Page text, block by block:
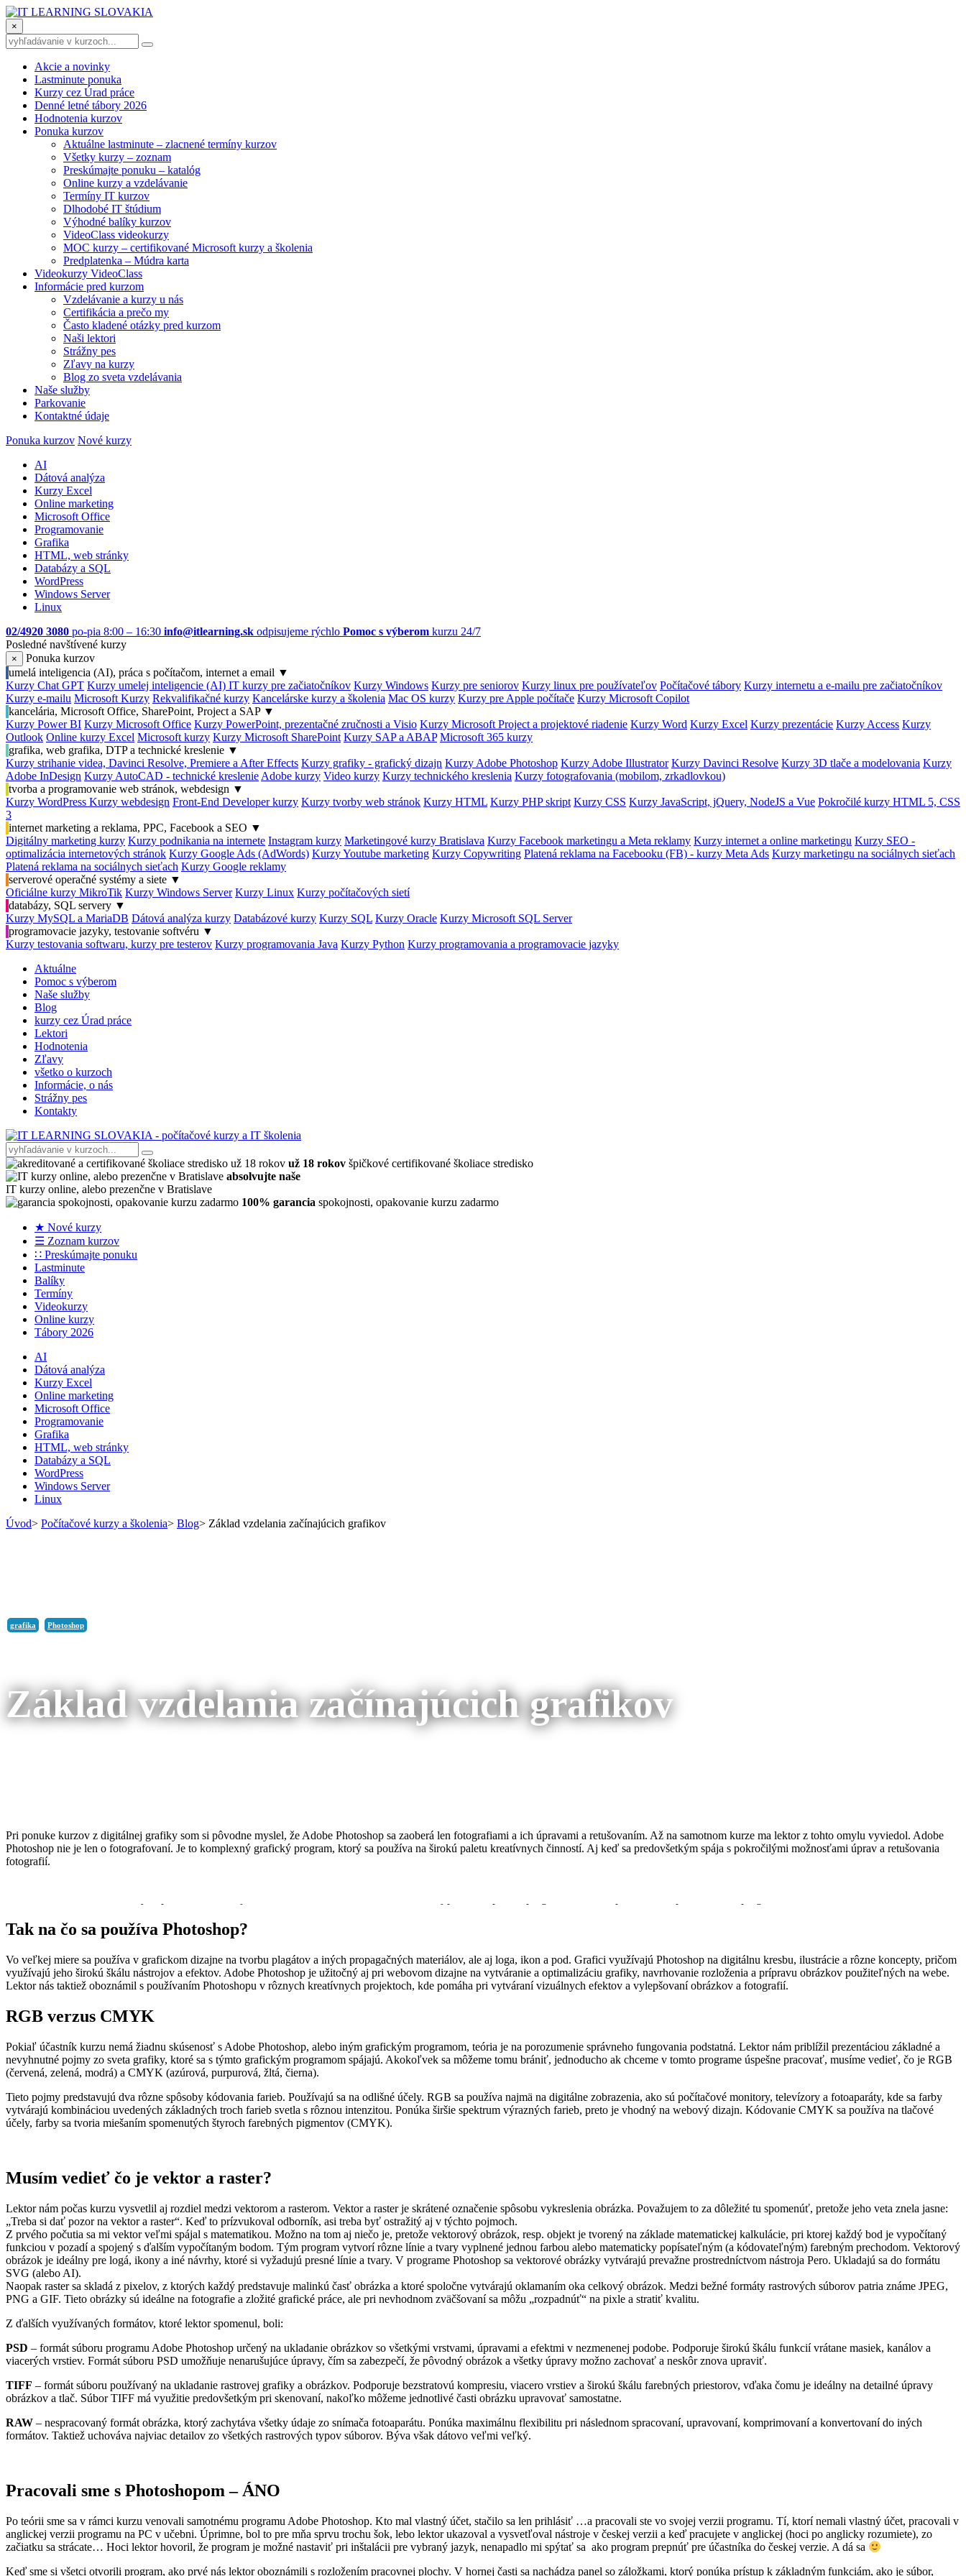
×
Akcie a novinky
Lastminute ponuka
Kurzy cez Úrad práce
Denné letné tábory 2026
Hodnotenia kurzov
Ponuka kurzov
Aktuálne lastminute – zlacnené termíny kurzov
Všetky kurzy – zoznam
Preskúmajte ponuku – katalóg
Online kurzy a vzdelávanie
Termíny IT kurzov
Dlhodobé IT štúdium
Výhodné balíky kurzov
VideoClass videokurzy
MOC kurzy – certifikované Microsoft kurzy a školenia
Predplatenka – Múdra karta
Videokurzy VideoClass
Informácie pred kurzom
Vzdelávanie a kurzy u nás
Certifikácia a prečo my
Často kladené otázky pred kurzom
Naši lektori
Strážny pes
Zľavy na kurzy
Blog zo sveta vzdelávania
Naše služby
Parkovanie
Kontaktné údaje
Ponuka kurzov Nové kurzy
AI
Dátová analýza
Kurzy Excel
Online marketing
Microsoft Office
Programovanie
Grafika
HTML, web stránky
Databázy a SQL
WordPress
Windows Server
Linux
02/4920 3080 po-pia 8:00 – 16:30 info@itlearning.sk odpisujeme rýchlo Pomoc s výberom kurzu 24/7
Posledné navštívené kurzy
×
Ponuka kurzov
umelá inteligencia (AI), práca s počítačom, internet a email ▼
Kurzy Chat GPT Kurzy umelej inteligencie (AI) IT kurzy pre začiatočníkov Kurzy Windows Kurzy pre seniorov Kurzy linux pre používateľov Počítačové tábory Kurzy internetu a e-mailu pre začiatočníkov
Kurzy e-mailu Microsoft Kurzy Rekvalifikačné kurzy Kancelárske kurzy a školenia Mac OS kurzy Kurzy pre Apple počítače Kurzy Microsoft Copilot
kancelária, Microsoft Office, SharePoint, Project a SAP ▼
Kurzy Power BI Kurzy Microsoft Office Kurzy PowerPoint, prezentačné zručnosti a Visio Kurzy Microsoft Project a projektové riadenie Kurzy Word Kurzy Excel Kurzy prezentácie Kurzy Access Kurzy
Outlook Online kurzy Excel Microsoft kurzy Kurzy Microsoft SharePoint Kurzy SAP a ABAP Microsoft 365 kurzy
grafika, web grafika, DTP a technické kreslenie ▼
Kurzy strihanie videa, Davinci Resolve, Premiere a After Effects Kurzy grafiky - grafický dizajn Kurzy Adobe Photoshop Kurzy Adobe Illustrator Kurzy Davinci Resolve Kurzy 3D tlače a modelovania Kurzy
Adobe InDesign Kurzy AutoCAD - technické kreslenie Adobe kurzy Video kurzy Kurzy technického kreslenia Kurzy fotografovania (mobilom, zrkadlovkou)
tvorba a programovanie web stránok, webdesign ▼
Kurzy WordPress Kurzy webdesign Front-End Developer kurzy Kurzy tvorby web stránok Kurzy HTML Kurzy PHP skript Kurzy CSS Kurzy JavaScript, jQuery, NodeJS a Vue Pokročilé kurzy HTML 5, CSS
3
internet marketing a reklama, PPC, Facebook a SEO ▼
Digitálny marketing kurzy Kurzy podnikania na internete Instagram kurzy Marketingové kurzy Bratislava Kurzy Facebook marketingu a Meta reklamy Kurzy internet a online marketingu Kurzy SEO -
optimalizácia internetových stránok Kurzy Google Ads (AdWords) Kurzy Youtube marketing Kurzy Copywriting Platená reklama na Facebooku (FB) - kurzy Meta Ads Kurzy marketingu na sociálnych sieťach
Platená reklama na sociálnych sieťach Kurzy Google reklamy
serverové operačné systémy a siete ▼
Oficiálne kurzy MikroTik Kurzy Windows Server Kurzy Linux Kurzy počítačových sietí
databázy, SQL servery ▼
Kurzy MySQL a MariaDB Dátová analýza kurzy Databázové kurzy Kurzy SQL Kurzy Oracle Kurzy Microsoft SQL Server
programovacie jazyky, testovanie softvéru ▼
Kurzy testovania softwaru, kurzy pre testerov Kurzy programovania Java Kurzy Python Kurzy programovania a programovacie jazyky
Aktuálne
Pomoc s výberom
Naše služby
Blog
kurzy cez Úrad práce
Lektori
Hodnotenia
Zľavy
všetko o kurzoch
Informácie, o nás
Strážny pes
Kontakty
už 18 rokov špičkové certifikované školiace stredisko
absolvujte naše
IT kurzy online, alebo prezenčne v Bratislave
100% garancia spokojnosti, opakovanie kurzu zadarmo
★ Nové kurzy
☰ Zoznam kurzov
∷ Preskúmajte ponuku
Lastminute
Balíky
Termíny
Videokurzy
Online kurzy
Tábory 2026
AI
Dátová analýza
Kurzy Excel
Online marketing
Microsoft Office
Programovanie
Grafika
HTML, web stránky
Databázy a SQL
WordPress
Windows Server
Linux
Úvod> Počítačové kurzy a školenia> Blog> Základ vzdelania začínajúcich grafikov
grafika Photoshop
Základ vzdelania začínajúcich grafikov
Pri ponuke kurzov z digitálnej grafiky som si pôvodne myslel, že Adobe Photoshop sa zaoberá len fotografiami a ich úpravami a retušovaním. Až na samotnom kurze ma lektor z tohto omylu vyviedol. Adobe
Photoshop nie je len o fotografovaní. Je to komplexný grafický program, ktorý sa používa na širokú paletu kreatívnych činností. Aj keď sa predovšetkým spája s pokročilými možnosťami úprav a retušovania
fotografií.
Tak na čo sa používa Photoshop?
Vo veľkej miere sa používa v grafickom dizajne na tvorbu plagátov a iných propagačných materiálov, ale aj loga, ikon a pod. Grafici využívajú Photoshop na digitálnu kresbu, ilustrácie a rôzne koncepty, pričom
využívajú jeho širokú škálu nástrojov a efektov. Adobe Photoshop je užitočný aj pri webovom dizajne na vytváranie a optimalizáciu grafiky, navrhovanie rozloženia a prípravu obrázkov použiteľných na webe.
Lektor nás taktiež oboznámil s používaním Photoshopu v rôznych kreatívnych projektoch, kde pomáha pri vytváraní vizuálnych efektov a vylepšovaní obrázkov a fotografií.
RGB verzus CMYK
Pokiaľ účastník kurzu nemá žiadnu skúsenosť s Adobe Photoshop, alebo iným grafickým programom, teória je na porozumenie správneho fungovania podstatná. Lektor nám priblížil prezentáciou základné a
nevyhnutné pojmy zo sveta grafiky, ktoré sa s týmto grafickým programom spájajú. Akokoľvek sa môžeme tomu brániť, jednoducho ak chceme v tomto programe úspešne pracovať, musíme vedieť, čo je RGB
(červená, zelená, modrá) a CMYK (azúrová, purpurová, žltá, čierna).
Tieto pojmy predstavujú dva rôzne spôsoby kódovania farieb. Používajú sa na odlišné účely. RGB sa používa najmä na digitálne zobrazenia, ako sú počítačové monitory, televízory a fotoaparáty, kde sa farby
vytvárajú kombináciou uvedených základných troch farieb svetla s rôznou intenzitou. Ponúka širšie spektrum výrazných farieb, preto je vhodný na webový dizajn. Kódovanie CMYK sa používa na tlačové
účely, farby sa tvoria miešaním spomenutých štyroch farebných pigmentov (CMYK).
Musím vedieť čo je vektor a raster?
Lektor nám počas kurzu vysvetlil aj rozdiel medzi vektorom a rasterom. Vektor a raster je skrátené označenie spôsobu vykreslenia obrázka. Považujem to za dôležité tu spomenúť, pretože jeho veta znela jasne:
„Treba si dať pozor na vektor a raster“. Keď to prízvukoval odborník, asi treba byť ostražitý aj v týchto pojmoch.
Z prvého počutia sa mi vektor veľmi spájal s matematikou. Možno na tom aj niečo je, pretože vektorový obrázok, resp. objekt je tvorený na základe matematickej kalkulácie, pri ktorej každý bod je vypočítaný
funkciou v pozadí a spojený s ďalším vypočítaným bodom. Tým program vytvorí rôzne línie a tvary vyplnené jednou farbou alebo matematicky popísateľným (a kódovateľným) farebným prechodom. Vektorový
obrázok je ideálny pre logá, ikony a iné návrhy, ktoré si vyžadujú presné línie a tvary. V programe Photoshop sa vektorové obrázky vytvárajú prevažne prostredníctvom nástroja Pero. Ukladajú sa do formátu
SVG (alebo AI).
Naopak raster sa skladá z pixelov, z ktorých každý predstavuje malinkú časť obrázka a ktoré spoločne vytvárajú oklamaním oka celkový obrázok. Medzi bežné formáty rastrových súborov patria známe JPEG,
PNG a GIF. Tieto obrázky sú ideálne na fotografie a zložité grafické práce, ale pri nevhodnom zväčšovaní sa môžu „rozpadnúť“ na pixle a stratiť kvalitu.
Z ďalších využívaných formátov, ktoré lektor spomenul, boli:
PSD – formát súboru programu Adobe Photoshop určený na ukladanie obrázkov so všetkými vrstvami, úpravami a efektmi v nezmenenej podobe. Podporuje širokú škálu funkcií vrátane masiek, kanálov a
viacerých vrstiev. Formát súboru PSD umožňuje nenarušujúce úpravy, čím sa zabezpečí, že pôvodný obrázok a všetky úpravy možno zachovať a neskôr znova upraviť.
TIFF – formát súboru používaný na ukladanie rastrovej grafiky a obrázkov. Podporuje bezstratovú kompresiu, viacero vrstiev a širokú škálu farebných priestorov, vďaka čomu je ideálny na detailné úpravy
obrázkov a tlač. Súbor TIFF má využitie predovšetkým pri skenovaní, nakoľko môžeme jednotlivé časti obrázku upravovať samostatne.
RAW – nespracovaný formát obrázka, ktorý zachytáva všetky údaje zo snímača fotoaparátu. Ponúka maximálnu flexibilitu pri následnom spracovaní, upravovaní, komprimovaní a konvertovaní do iných
formátov. Taktiež uchováva najviac detailov zo všetkých rastrových typov súborov. Býva však dátovo veľmi veľký.
Pracovali sme s Photoshopom – ÁNO
Po teórii sme sa v rámci kurzu venovali samotnému programu Adobe Photoshop. Kto mal vlastný účet, stačilo sa len prihlásiť …a pracovali ste vo svojej verzii programu. Tí, ktorí nemali vlastný účet, pracovali v
anglickej verzii programu na PC v učebni. Úprimne, bol to pre mňa sprvu trochu šok, lebo lektor ukazoval a vysvetľoval nástroje v českej verzii a keď pracujete v anglickej (hoci po anglicky rozumiete), zo
začiatku sa strácate… Hoci lektor hovoril, že program je možné nastaviť pri inštalácii pre vybraný jazyk, nenapadlo mi spýtať sa ako program prepnúť pre účastníka do českej verzie. A dá sa
Keď sme si všetci otvorili program, ako prvé nás lektor oboznámili s rozložením pracovnej plochy. V hornej časti sa nachádza panel so záložkami, ktorý ponúka prístup k základným funkciám, ako je súbor,